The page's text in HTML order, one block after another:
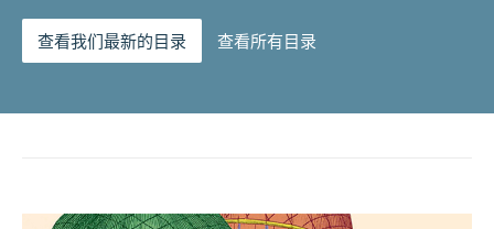
查看我们最新的目录 查看所有目录